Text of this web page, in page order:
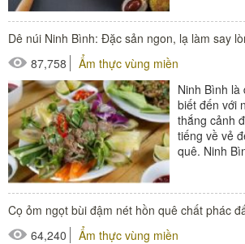
Dê núi Ninh Bình: Đặc sản ngon, lạ làm say
87,758
Ẩm thực vùng miền
Ninh Bình
biết đến với
thắng cảnh
tiếng về vẻ
quê. Ninh
Cọ ỏm ngọt bùi đậm nét hồn quê chất phác
64,240
Ẩm thực vùng miền